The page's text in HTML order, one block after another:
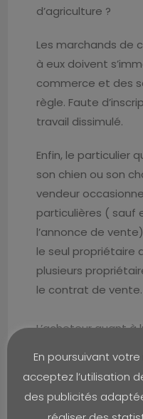
d’agriculture ?
Les marchands de
à eux doivent
commerce et des
règle. Faute
travail dissimulé.
Enfin, le particulier
son chien ou son
vendeur
particulières ( sauf
l’annonce de
le seul propriétaire
plusieurs
le contrat de
L’acheteur quant à
ans et ne pas être
curatelle
dit «catégorisé »
En poursuivant
acceptez l’utilisation
des publicités